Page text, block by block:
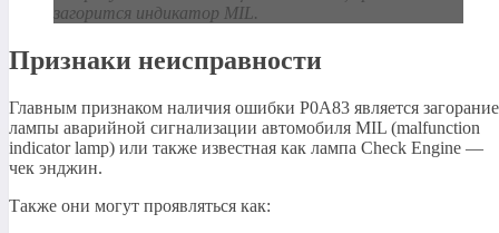
загорится индикатор MIL.
Признаки неисправности
Главным признаком наличия ошибки P0A83 является загорание
лампы аварийной сигнализации автомобиля MIL (malfunction
indicator lamp) или также известная как лампа Check Engine —
чек энджин.
Также они могут проявляться как: